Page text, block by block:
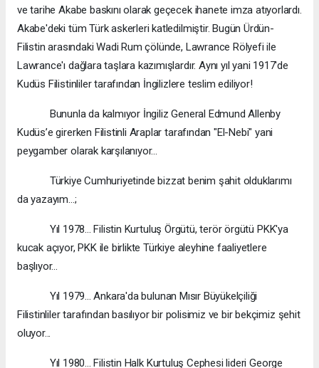
ve tarihe Akabe baskını olarak geçecek ihanete imza atıyorlardı.
Akabe'deki tüm Türk askerleri katledilmiştir. Bugün Ürdün-
Filistin arasındaki Wadi Rum çölünde, Lawrance Rölyefi ile
Lawrance'ı dağlara taşlara kazımışlardır. Aynı yıl yani 1917'de
Kudüs Filistinliler tarafından İngilizlere teslim ediliyor!
Bununla da kalmıyor İngiliz General Edmund Allenby
Kudüs’e girerken Filistinli Araplar tarafından "El-Nebi" yani
peygamber olarak karşılanıyor...
Türkiye Cumhuriyetinde bizzat benim şahit olduklarımı
da yazayım…;
Yıl 1978... Filistin Kurtuluş Örgütü, terör örgütü PKK'ya
kucak açıyor, PKK ile birlikte Türkiye aleyhine faaliyetlere
başlıyor...
Yıl 1979... Ankara'da bulunan Mısır Büyükelçiliği
Filistinliler tarafından basılıyor bir polisimiz ve bir bekçimiz şehit
oluyor...
Yıl 1980... Filistin Halk Kurtuluş Cephesi lideri George